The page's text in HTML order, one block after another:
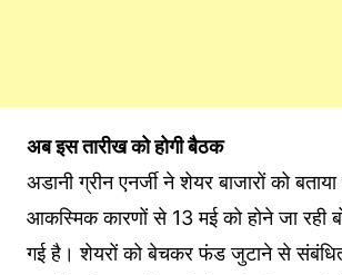
अब इस तारीख को होगी बैठक
अडानी ग्रीन एनर्जी ने शेयर बाजारों को
आकस्मिक कारणों से 13 मई को होने जा रही
गई है। शेयरों को बेचकर फंड जुटाने से संबंधित